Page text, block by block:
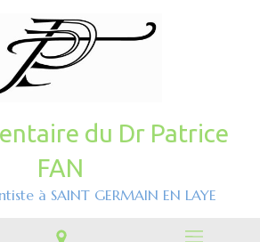
du Dr Patrice
FAN
à SAINT GERMAIN EN LAYE